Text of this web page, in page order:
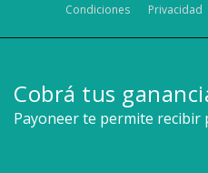
Privacidad
Condiciones
Cobrá tus
Payoneer te permite